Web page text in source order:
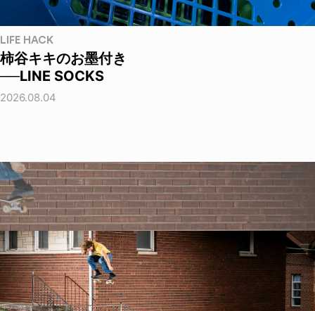
LIFE HACK
柿谷キキのお墨付き
──LINE SOCKS
2026.08.04